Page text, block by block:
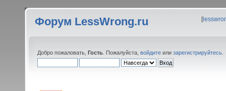
Форум LessWrong.ru [
Добро пожаловать, Гость . Пожалуйста, войдите или зарегистрируйтесь